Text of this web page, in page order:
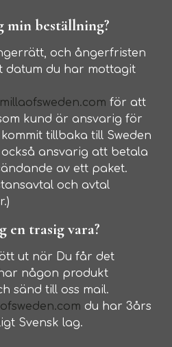
beställning?
och ångerfristen
datum du har mottagit
för att
kund är ansvarig för
tillbaka till Sweden
ansvarig att betala
av ett paket.
och avtal
en trasig vara?
ut när Du får det
någon produkt
sänd till oss mail.
du har 3års
Svensk lag.